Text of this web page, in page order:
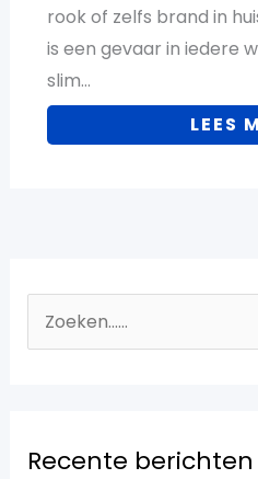
rook of zelfs brand in
is een gevaar in iedere
slim…
LEES
n
Recente berichten